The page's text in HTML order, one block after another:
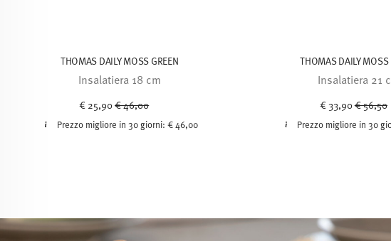
THOMAS DAILY MOSS GREEN
Insalatiera 18 cm
€ 25,90Price reduced from
€ 46,00
Prezzo migliore in 30 giorni: € 46,00
THOMAS DAILY MOSS
Insalatiera 21
€ 33,90Price
€ 56,50
Prezzo migliore in 30